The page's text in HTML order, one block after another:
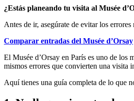
¿Estás planeando tu visita al Musée
Antes de ir, asegúrate de evitar los
Comparar entradas del Musée d’Orsay
El Musée d’Orsay en París es uno de los
mismos errores que convierten una visita
Aquí tienes una guía completa de lo que